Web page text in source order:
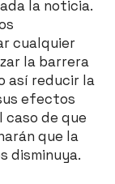
la noticia.
cualquier
la barrera
así reducir la
efectos
caso de que
que la
disminuya.